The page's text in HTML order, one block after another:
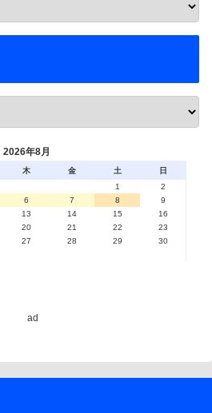
2026年8月
木 金 土
日
1
2
6 7 8
9
13 14 15
16
20 21 22
23
27 28 29
30
ad